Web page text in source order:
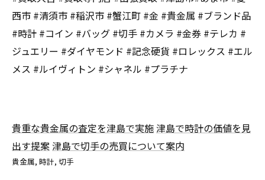
西市 #清須市 #稲沢市 #蟹江町 #金 #貴金属 #ブランド品
#時計 #コイン #バッグ #切手 #カメラ #金券 #テレカ #
ジュエリー #ダイヤモンド #記念硬貨 #ロレックス #エル
メス #ルイヴィトン #シャネル #プラチナ
貴重な貴金属の査定を津島で実施 津島で時計の価値を見
出す提案 津島で切手の売買について案内
貴金属 時計 切手